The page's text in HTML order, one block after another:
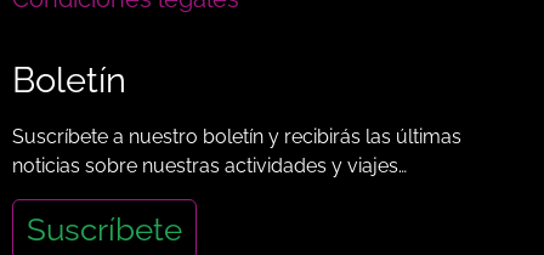
Boletín
Suscríbete a nuestro boletín y recibirás las últimas
noticias sobre nuestras actividades y viajes…
Suscríbete